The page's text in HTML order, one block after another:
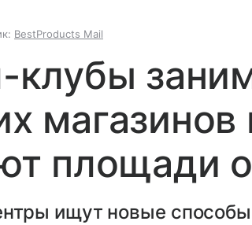
BestProducts Mail
клубы
магазинов
площади
ищут новые способы